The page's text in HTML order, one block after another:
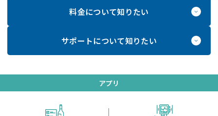
料金について知りたい
サポートについて知りたい
アプリ